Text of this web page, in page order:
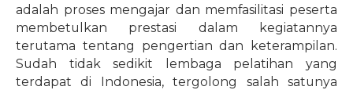
adalah proses mengajar dan memfasilitasi peserta
membetulkan prestasi dalam kegiatannya
terutama tentang pengertian dan keterampilan.
Sudah tidak sedikit lembaga pelatihan yang
terdapat di Indonesia, tergolong salah satunya